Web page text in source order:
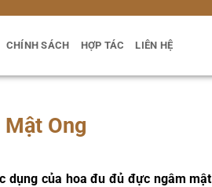
CHÍNH SÁCH HỢP TÁC LIÊN HỆ
Ong
dụng của hoa đu đủ đực ngâm mật